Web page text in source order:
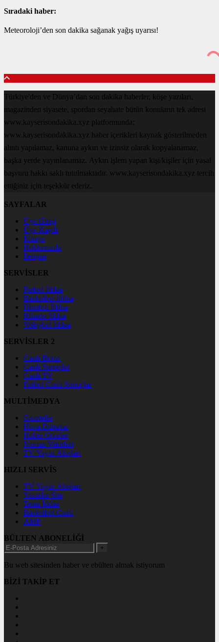
Sıradaki haber:
Meteoroloji’den son dakika sağanak yağış uyarısı!
Türkiye'den ve Dünya’dan son dakika haberler, köşe yazıları,
magazinden siyasete, spordan seyahate bütün konuların tek adresi
www.kayserisondakika.xyz platformunda;
www.kayserisondakika.xyz haber içerikleri kaynak gösterilmeden
alıntı yapılamaz, kanuna aykırı ve izinsiz olarak kopyalanamaz,
başka yerde yayınlanamaz. Aykırı işlem yapan kişi/kişiler için yasal
başvuru hakkı saklı tutulmaktadır. www.kayserisondakika.xyz tercih
ettiğiniz için teşekkür ederiz.
SAYFALAR
Üye Girişi
Üye Kaydı
Künye
Hakkımızda
İletişim
SERVİSLER
Futbol İddaa
Basketbol İddaa
Hentbol İddaa
Bilardo İddaa
Voleybol İddaa
SERVİSLER 2
Canlı Borsa
Canlı Sonuçlar
Canlı TV
Futbol Canlı Sonuçlar
MULTİMEDYA
Gazeteler
Hava Durumu
Haber Gönder
Namaz Vakitleri
TV Yayın Akışları
HIZLI SERVİS
TV Yayın Akışları
Yazarlar Site
Tenis İddaa
Basketbol Canlı
AMP
BÜLTEN ABONELİĞİ
+
Bu web sitesinden haber ve ebülten almak istiyorum
BİZİ TAKİP ET